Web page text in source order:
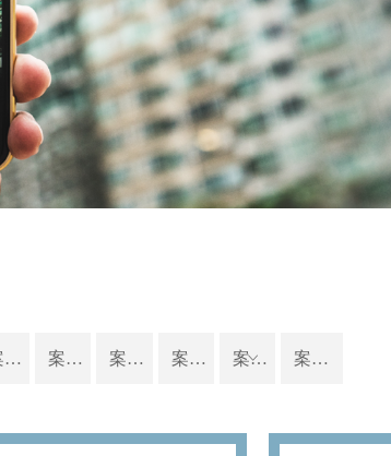
持续为您的生活发
案例平移门 案例道闸 案例停车场管理系统 案例人行通道管理系统 ꀁ
案例景观配套设施 案例升降柱